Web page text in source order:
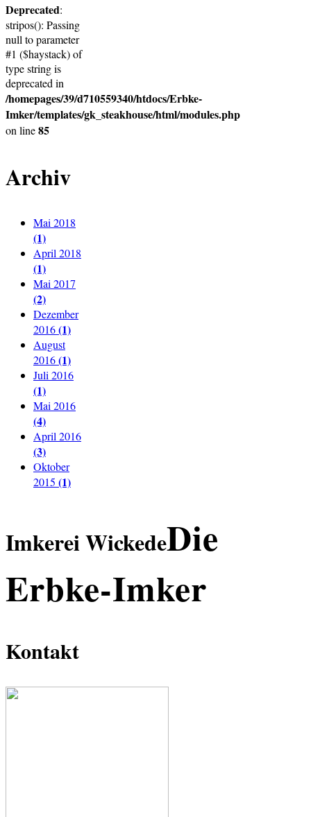
Deprecated:
stripos(): Passing
null to parameter
#1 ($haystack) of
type string is
deprecated in
/homepages/39/d710559340/htdocs/Erbke-
Imker/templates/gk_steakhouse/html/modules.php
on line85
Archiv
Mai 2018
(1)
April 2018
(1)
Mai 2017
(2)
Dezember
2016(1)
August
2016(1)
Juli 2016
(1)
Mai 2016
(4)
April 2016
(3)
Oktober
2015 (1)
Imkerei WickedeDie
Erbke-Imker
Kontakt